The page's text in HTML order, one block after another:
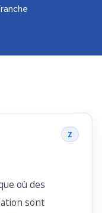
Z
où des
sont